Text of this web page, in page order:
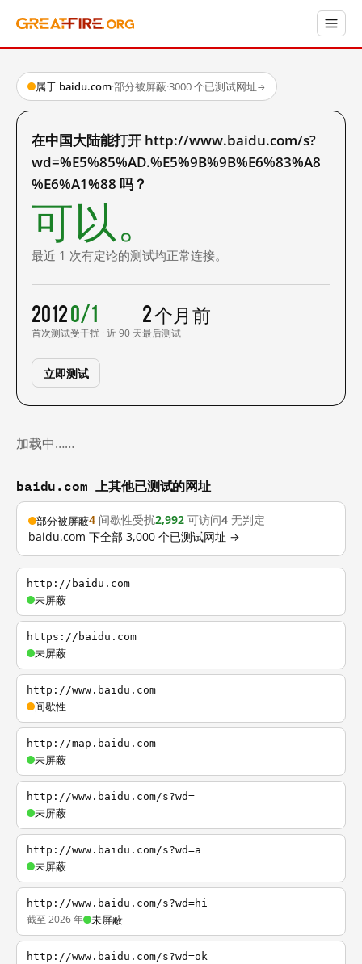
属于 baidu.com·部分被屏蔽·3000 个已测试网址→
在中国大陆能打开 http://www.baidu.com/s?
wd=%E5%85%AD.%E5%9B%9B%E6%83%A8
%E6%A1%88 吗？
可以。
最近 1 次有定论的测试均正常连接。
2012
首次测试
0/1
受干扰 · 近 90 天
2 个月前
最后测试
立即测试
加载中……
baidu.com 上其他已测试的网址
部分被屏蔽4 间歇性受扰2,992 可访问4 无判定
baidu.com 下全部 3,000 个已测试网址 →
http://baidu.com
未屏蔽
https://baidu.com
未屏蔽
http://www.baidu.com
间歇性
http://map.baidu.com
未屏蔽
http://www.baidu.com/s?wd=
未屏蔽
http://www.baidu.com/s?wd=a
未屏蔽
http://www.baidu.com/s?wd=hi
截至 2026 年 未屏蔽
http://www.baidu.com/s?wd=ok